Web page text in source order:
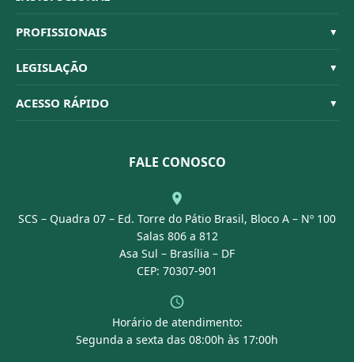
Sistema CFBM
Quem Somos
Organograma
Conselheiros
PROFISSIONAIS ▼
Habilitações
Código de Ética
Dúvidas Frequentes
LEGISLAÇÃO ▼
Resoluções
ACESSO RÁPIDO ▼
Portal Transparência
FALE CONOSCO
SCS – Quadra 07 – Ed. Torre do Pátio Brasil, Bloco A – Nº 100
Salas 806 a 812
Asa Sul – Brasília – DF
CEP: 70307-901
Horário de atendimento:
Segunda a sexta das 08:00h às 17:00h